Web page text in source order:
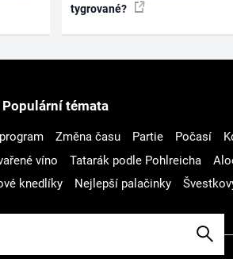
tygrované?
Populární témata
Změna času Partie Počasí
víno Tatarák podle Pohlreicha
knedlíky Nejlepší palačinky